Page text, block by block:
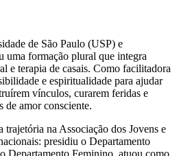
de São Paulo (USP) e
uma formação plural que integra
e terapia de casais. Como facilitadora
e espiritualidade para ajudar
vínculos, curarem feridas e
de amor consciente.
na Associação dos Jovens e
presidiu o Departamento